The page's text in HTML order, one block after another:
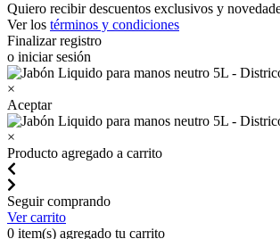
Quiero recibir descuentos exclusivos y
Ver los términos y condiciones
Finalizar registro
o iniciar sesión
×
Aceptar
×
Producto agregado a carrito
Seguir comprando
Ver carrito
0 item(s) agregado tu carrito